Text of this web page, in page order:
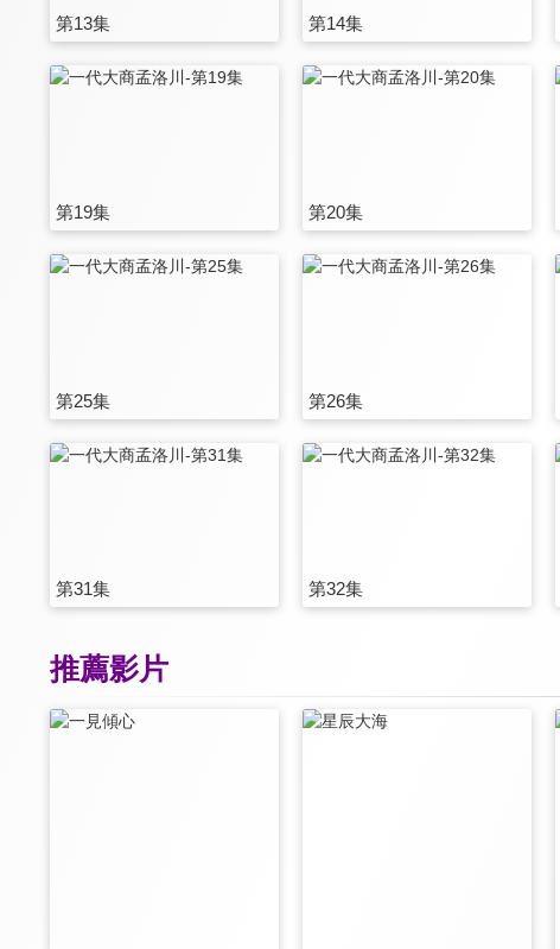
第13集 第14集
第19集 第20集
第25集 第26集
第31集 第32集
推薦影片